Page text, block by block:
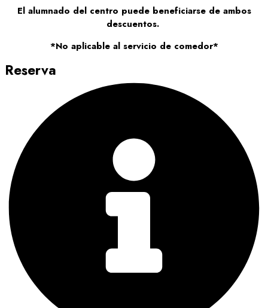
El alumnado del centro puede beneficiarse de ambos
descuentos.
*No aplicable al servicio de comedor*
Reserva